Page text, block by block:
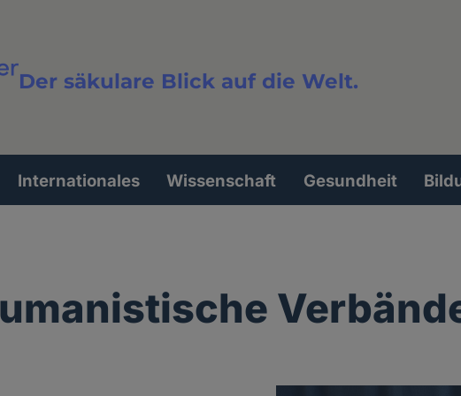
Der säkulare Blick auf die Welt.
Volltextsuche
Internationales Wissenschaft Gesundheit